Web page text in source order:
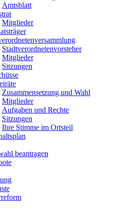
Amtsblatt
Mitglieder
Stadtverordnetenvorsteher
Mitglieder
Sitzungen
Zusammensetzung und Wahl
Mitglieder
Aufgaben und Rechte
Sitzungen
Ihre Stimme im Ortsteil
beantragen